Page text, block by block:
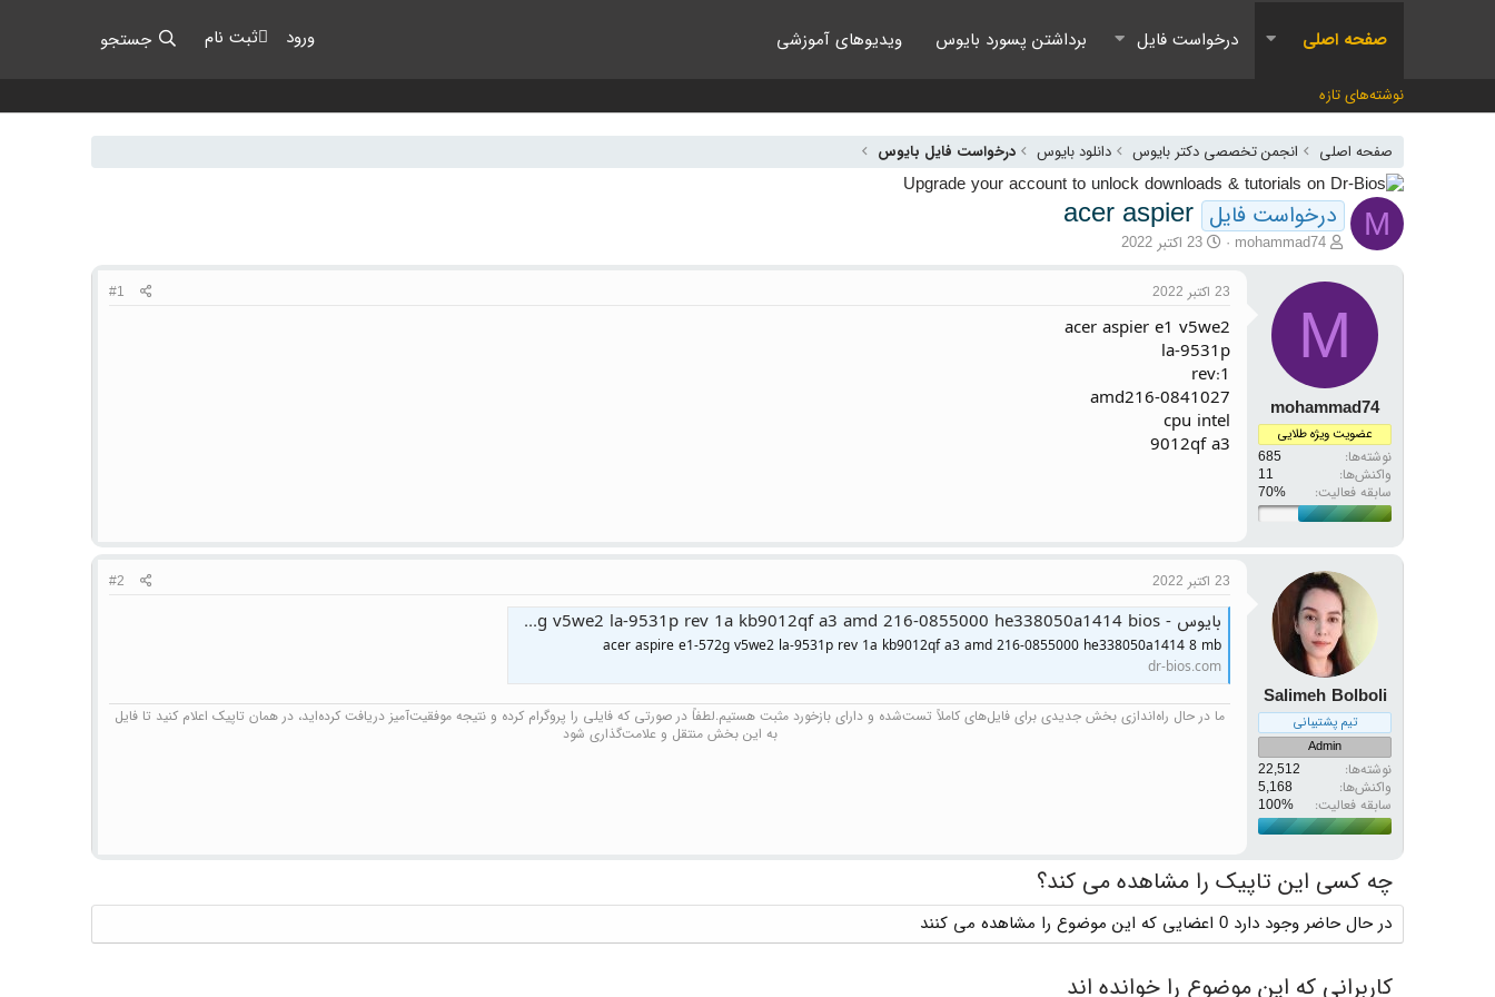
صفحه اصلی درخواست فایل برداشتن پسورد بایوس ویدیوهای آموزشی ورود ثبت نام جستجو
نوشته‌های تازه
صفحه اصلی انجمن تخصصی دکتر بایوس دانلود بایوس درخواست فایل بایوس
M درخواست فایل acer aspier
آغازگر گفتمان
mohammad74 تاریخ شروع
23 اکتبر 2022
M
mohammad74
عضویت ویژه طلایی
نوشته‌ها
685
واکنش‌ها
11
سابقه فعالیت:
23 اکتبر 2022 #1
acer aspier e1 v5we2
la-9531p
rev:1
amd216-0841027
cpu intel
9012qf a3
Salimeh Bolboli
تیم پشتیبانی
Admin
نوشته‌ها
22,512
واکنش‌ها
5,168
سابقه فعالیت:
23 اکتبر 2022 #2
بایوس - acer aspire e1-572g v5we2 la-9531p rev 1a kb9012qf a3 amd 216-0855000 he338050a1414 bios
acer aspire e1-572g v5we2 la-9531p rev 1a kb9012qf a3 amd 216-0855000 he338050a1414 8 mb
dr-bios.com
ما در حال راه‌اندازی بخش جدیدی برای فایل‌های کاملاً تست‌شده و دارای بازخورد مثبت هستیم.لطفاً در صورتی که فایلی را پروگرام کرده و نتیجه موفقیت‌آمیز دریافت کرده‌اید، در همان تاپیک اعلام کنید تا فایل
به این بخش منتقل و علامت‌گذاری شود​
چه کسی این تاپیک را مشاهده می کند؟
در حال حاضر وجود دارد 0 اعضایی که این موضوع را مشاهده می کنند
کاربرانی که این موضوع را خوانده اند